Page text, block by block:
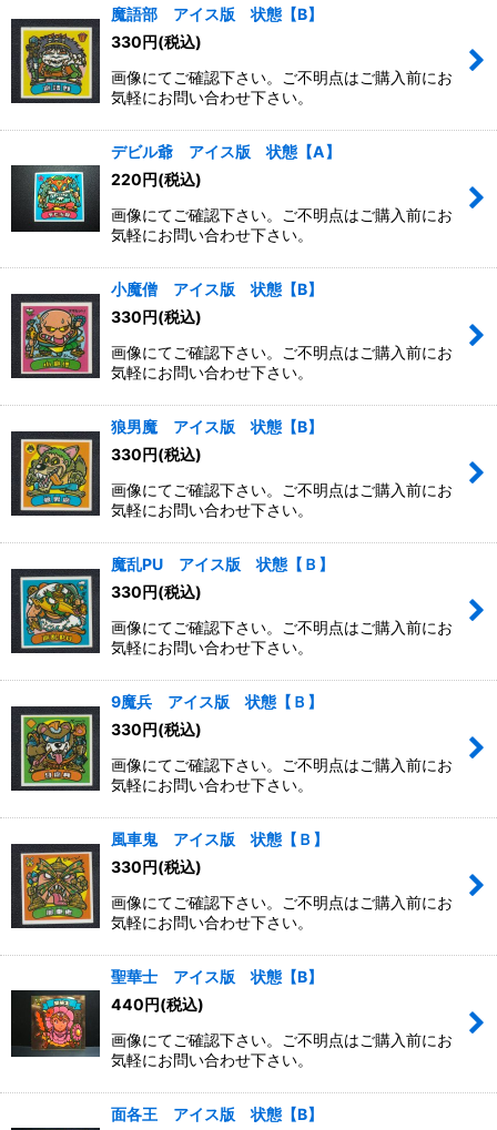
魔語部 アイス版 状態【B】
330円(税込)
画像にてご確認下さい。ご不明点はご購入前にお
気軽にお問い合わせ下さい。
デビル爺 アイス版 状態【A】
220円(税込)
画像にてご確認下さい。ご不明点はご購入前にお
気軽にお問い合わせ下さい。
小魔僧 アイス版 状態【B】
330円(税込)
画像にてご確認下さい。ご不明点はご購入前にお
気軽にお問い合わせ下さい。
狼男魔 アイス版 状態【B】
330円(税込)
画像にてご確認下さい。ご不明点はご購入前にお
気軽にお問い合わせ下さい。
魔乱PU アイス版 状態【Ｂ】
330円(税込)
画像にてご確認下さい。ご不明点はご購入前にお
気軽にお問い合わせ下さい。
9魔兵 アイス版 状態【Ｂ】
330円(税込)
画像にてご確認下さい。ご不明点はご購入前にお
気軽にお問い合わせ下さい。
風車鬼 アイス版 状態【Ｂ】
330円(税込)
画像にてご確認下さい。ご不明点はご購入前にお
気軽にお問い合わせ下さい。
聖華士 アイス版 状態【B】
440円(税込)
画像にてご確認下さい。ご不明点はご購入前にお
気軽にお問い合わせ下さい。
面各王 アイス版 状態【B】